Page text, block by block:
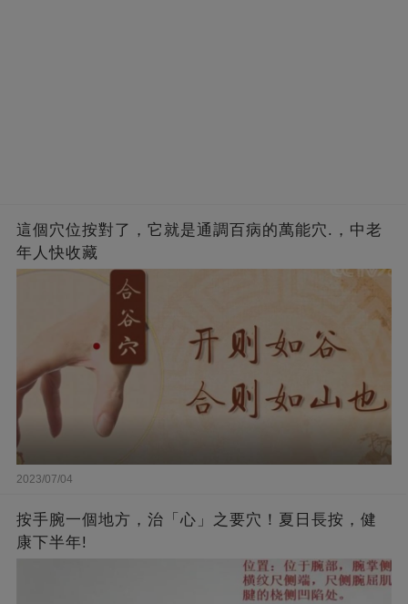
這個穴位按對了，它就是通調百病的萬能穴.，中老
年人快收藏
2023/07/04
按手腕一個地方，治「心」之要穴！夏日長按，健
康下半年!